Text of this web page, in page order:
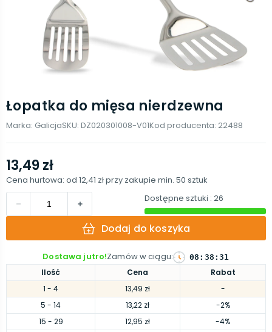
Łopatka do mięsa nierdzewna
Marka: GalicjaSKU: DZ020301008-V01Kod producenta: 22488
Ilość Cena
Rabat
1 - 4 13,49 zł
-
5 - 14 13,22 zł
-2%
15 - 29 12,95 zł
-4%
13,49 zł
Cena hurtowa: od 12,41 złprzy zakupie min. 50 sztuk
Dostępne sztuki : 26
Dodaj do koszyka
Dostawa jutro!Zamów w ciągu: 08 : 38 :30